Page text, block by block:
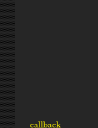
callback